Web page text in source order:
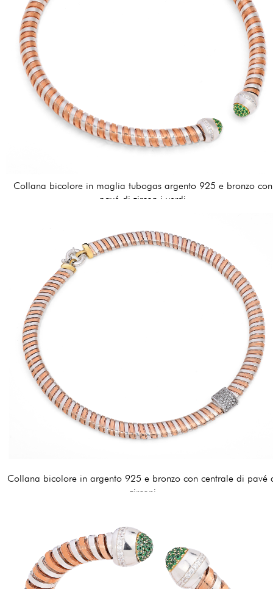
Collana bicolore in maglia tubogas argento 925 e bronzo con
pavé di zircon i verdi
Collana bicolore in argento 925 e bronzo con centrale di pavé
zirconi